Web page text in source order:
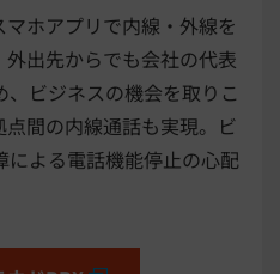
ホアプリで内線・外線を
出先からでも会社の代表
ビジネスの機会を取りこ
間の内線通話も実現。ビ
による電話機能停止の心配